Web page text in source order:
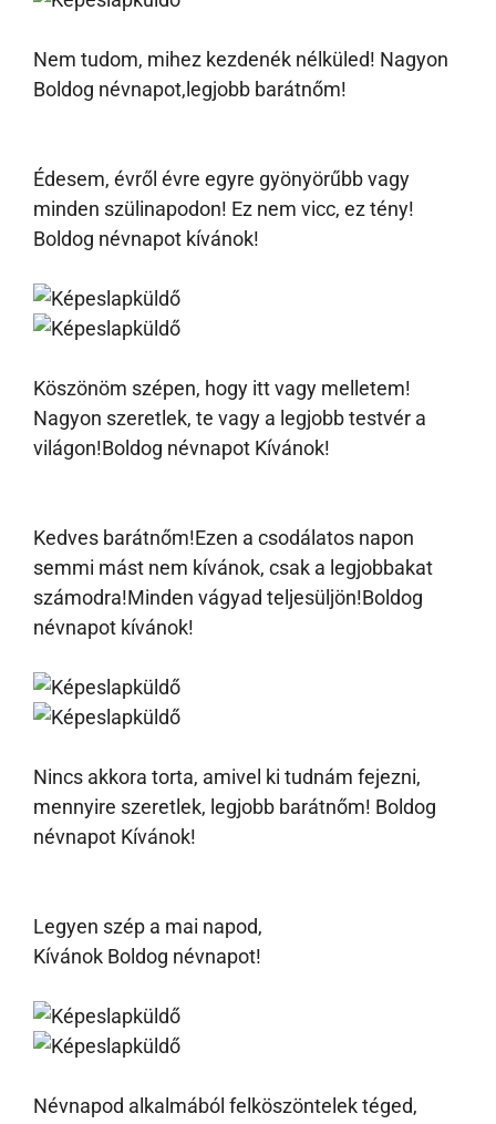
Nem tudom, mihez kezdenék nélküled! Nagyon
Boldog névnapot,legjobb barátnőm!
Édesem, évről évre egyre gyönyörűbb vagy
minden szülinapodon! Ez nem vicc, ez tény!
Boldog névnapot kívánok!
Köszönöm szépen, hogy itt vagy melletem!
Nagyon szeretlek, te vagy a legjobb testvér a
világon!Boldog névnapot Kívánok!
Kedves barátnőm!Ezen a csodálatos napon
semmi mást nem kívánok, csak a legjobbakat
számodra!Minden vágyad teljesüljön!Boldog
névnapot kívánok!
Nincs akkora torta, amivel ki tudnám fejezni,
mennyire szeretlek, legjobb barátnőm! Boldog
névnapot Kívánok!
Legyen szép a mai napod,
Kívánok Boldog névnapot!
Névnapod alkalmából felköszöntelek téged,